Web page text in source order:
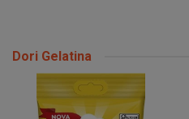
Dori Gelatina